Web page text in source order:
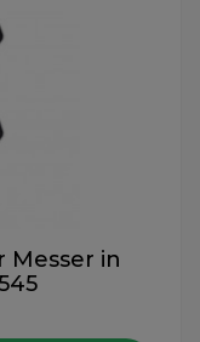
Messer in